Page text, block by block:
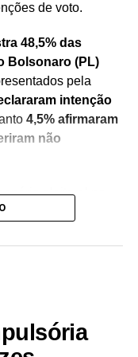
de voto.
48,5% das
Bolsonaro (PL)
pela
intenção
4,5% afirmaram
não
eleitoral no
e servem como
representam
político e das
em meio às